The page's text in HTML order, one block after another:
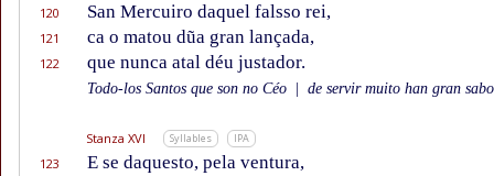
120 San Mercuiro daquel falsso rei,
121 ca o matou dũa gran lançada,
122 que nunca atal déu justador.
Todo-los Santos que son no Céo de servir muito han gran
Stanza XVI Syllables IPA
123 E se daquesto, pela ventura,